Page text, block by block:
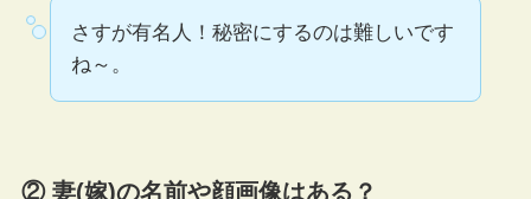
さすが有名人！秘密にするのは難しいです
ね～。
② 妻(嫁)の名前や顔画像はある？